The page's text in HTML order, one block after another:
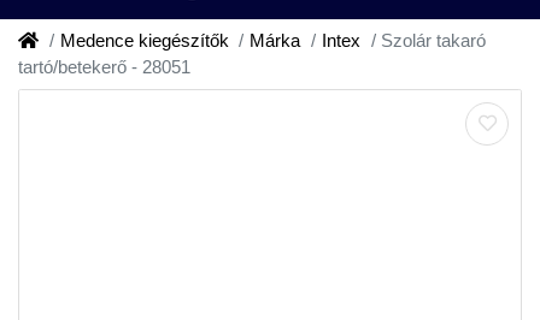
Medence kiegészítők Márka Intex
Szolár takaró
tartó/betekerő - 28051